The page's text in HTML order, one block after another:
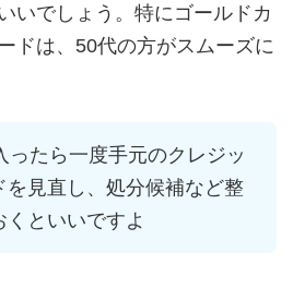
いでしょう。特にゴールドカ
ドは、50代の方がスムーズに
ったら一度手元のクレジッ
を見直し、処分候補など整
くといいですよ